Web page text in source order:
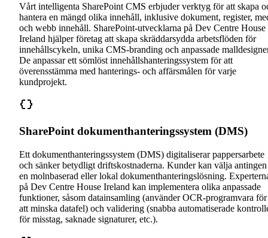
Vårt intelligenta SharePoint CMS erbjuder verktyg för att skapa
hantera en mängd olika innehåll, inklusive dokument, register,
och webb innehåll. SharePoint-utvecklarna på Dev Centre House
Ireland hjälper företag att skapa skräddarsydda arbetsflöden för
innehållscykeln, unika CMS-branding och anpassade
De anpassar ett sömlöst innehållshanteringssystem för att
överensstämma med hanterings- och affärsmålen för varje
kundprojekt.
SharePoint dokumenthanteringssystem (DMS)
Ett dokumenthanteringssystem (DMS) digitaliserar pappersarbete
och sänker betydligt driftskostnaderna. Kunder kan välja antingen
en molnbaserad eller lokal dokumenthanteringslösning.
på Dev Centre House Ireland kan implementera olika anpassade
funktioner, såsom datainsamling (använder OCR-programvara för
att minska datafel) och validering (snabba automatiserade
för misstag, saknade signaturer, etc.).